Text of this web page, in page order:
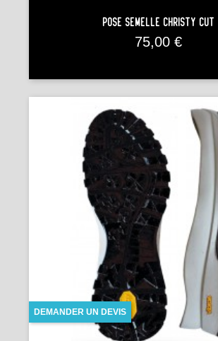
Pose Semelle CHRISTY CUT
Prix
75,00 €
DEMANDER UN DEVIS